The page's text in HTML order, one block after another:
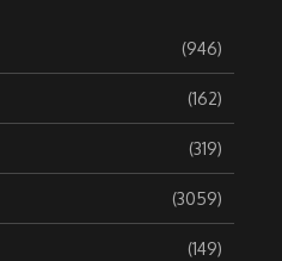
(946)
(162)
(319)
(3059)
(149)